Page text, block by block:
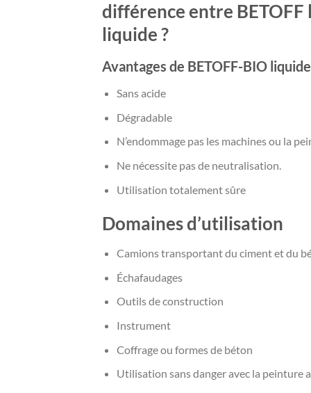
différence entre
liquide ?
Avantages de BETOFF-BIO
Sans acide
Dégradable
N’endommage pas les machines ou la
Ne nécessite pas de neutralisation.
Utilisation totalement sûre
Domaines d’utilisation
Camions transportant du ciment et du
Échafaudages
Outils de construction
Instrument
Coffrage ou formes de béton
Utilisation sans danger avec la peinture